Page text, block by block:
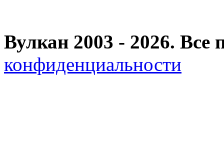
Вулкан 2003 - 2026.
конфиденциальности